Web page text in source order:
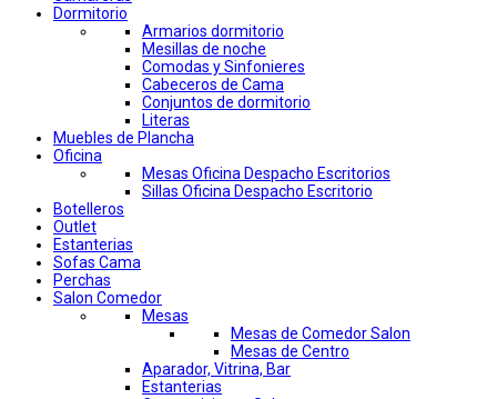
Dormitorio
Armarios dormitorio
Mesillas de noche
Comodas y Sinfonieres
Cabeceros de Cama
Conjuntos de dormitorio
Literas
Muebles de Plancha
Oficina
Mesas Oficina Despacho Escritorios
Sillas Oficina Despacho Escritorio
Botelleros
Outlet
Estanterias
Sofas Cama
Perchas
Salon Comedor
Mesas
Mesas de Comedor Salon
Mesas de Centro
Aparador, Vitrina, Bar
Estanterias